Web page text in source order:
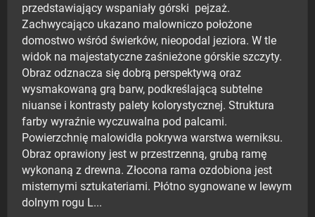
przedstawiający wspaniały górski pejzaż.
Zachwycająco ukazano malowniczo położone
domostwo wśród świerków, nieopodal jeziora. W tle
widok na majestatyczne zaśnieżone górskie szczyty.
Obraz odznacza się dobrą perspektywą oraz
wysmakowaną grą barw, podkreślającą subtelne
niuanse i kontrasty palety kolorystycznej. Struktura
farby wyraźnie wyczuwalna pod palcami.
Powierzchnię malowidła pokrywa warstwa werniksu.
Obraz oprawiony jest w przestrzenną, grubą ramę
wykonaną z drewna. Złocona rama ozdobiona jest
misternymi sztukateriami. Płótno sygnowane w lewym
dolnym rogu L...